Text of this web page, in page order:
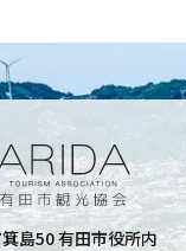
島50 有田市役所内